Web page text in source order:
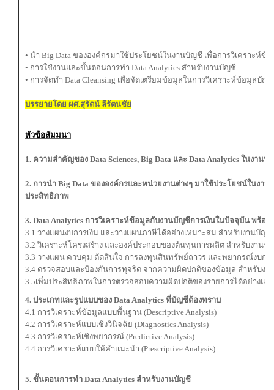
• นำ Big Data ขององค์กรมาใช้ประโยชน์ในงานบัญชี เพื่อการวิเคราะห์ข้
• การใช้งานและขั้นตอนการทำ Data Analytics สำหรับงานบัญชี
• การจัดทำ Data Cleansing เพื่อจัดเตรียมข้อมูลในการวิเคราะห์ข้อมูลบัญชี
บรรยายโดย ผศ.สุรัตน์ ลีรัตนชัย
หัวข้อสัมมนา
1. ความสำคัญของ Data Sciences, Big Data และ Data Analytics ในงานบั
2. การนำ Big Data ขององค์กรและหน่วยงานต่างๆ มาใช้ประโยชน์ในงา
ประสิทธิภาพ
3. Data Analytics การวิเคราะห์ข้อมูลกับงานบัญชีการเงินในปัจจุบัน พร้อม
3.1 วางแผนงบการเงิน และวางแผนภาษีได้อย่างเหมาะสม สำหรับงานบัญชี
3.2 วิเคราะห์โครงสร้าง และองค์ประกอบของต้นทุนการผลิต สำหรับงาน
3.3 วางแผน ควบคุม ตัดสินใจ การลงทุนสินทรัพย์ถาวร และพยากรณ์งบกา
3.4 ตรวจสอบและป้องกันการทุจริต จากความผิดปกติของข้อมูล สำหรับง
3.5เพิ่มประสิทธิภาพในการตรวจสอบความผิดปกติของรายการได้อย่างแ
4. ประเภทและรูปแบบของ Data Analytics ที่บัญชีต้องทราบ
4.1 การวิเคราะห์ข้อมูลแบบพื้นฐาน (Descriptive Analysis)
4.2 การวิเคราะห์แบบเชิงวินิจฉัย (Diagnostics Analysis)
4.3 การวิเคราะห์เชิงพยากรณ์ (Predictive Analysis)
4.4 การวิเคราะห์แบบให้คำแนะนำ (Prescriptive Analysis)
5. ขั้นตอนการทำ Data Analytics สำหรับงานบัญชี